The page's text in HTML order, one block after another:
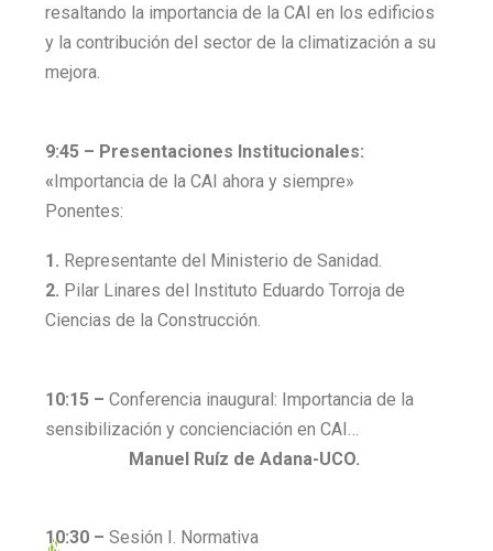
resaltando la importancia de la CAI en los edificios
y la contribución del sector de la climatización a su
mejora.
9:45 – Presentaciones Institucionales:
«Importancia de la CAI ahora y siempre»
Ponentes:
1. Representante del Ministerio de Sanidad.
2. Pilar Linares del Instituto Eduardo Torroja de
Ciencias de la Construcción.
10:15 – Conferencia inaugural: Importancia de la
sensibilización y concienciación en CAI…
Manuel Ruíz de Adana-UCO.
10:30 – Sesión I. Normativa